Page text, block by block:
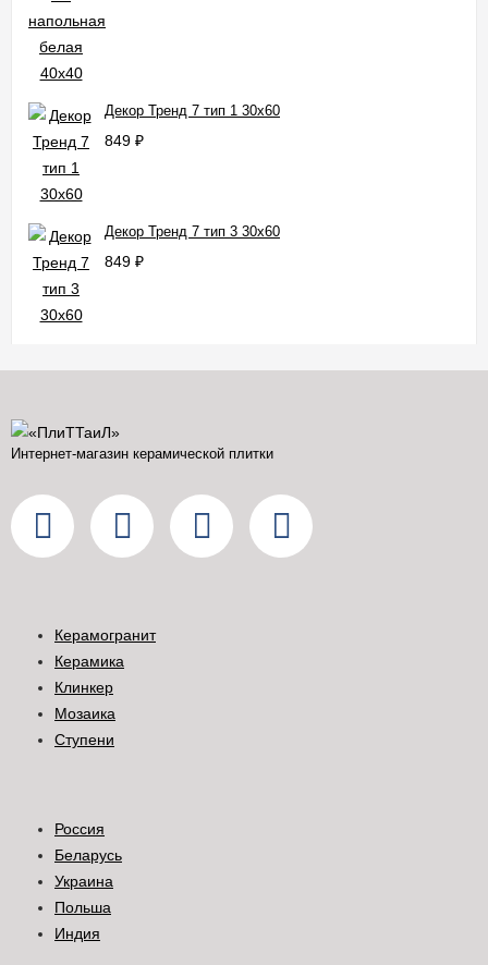
Декор Тренд 7 тип 1 30x60
849 ₽
Декор Тренд 7 тип 3 30x60
849 ₽
Интернет-магазин керамической плитки
Керамогранит
Керамика
Клинкер
Мозаика
Ступени
Россия
Беларусь
Украина
Польша
Индия